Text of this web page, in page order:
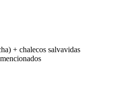
+ chalecos salvavidas